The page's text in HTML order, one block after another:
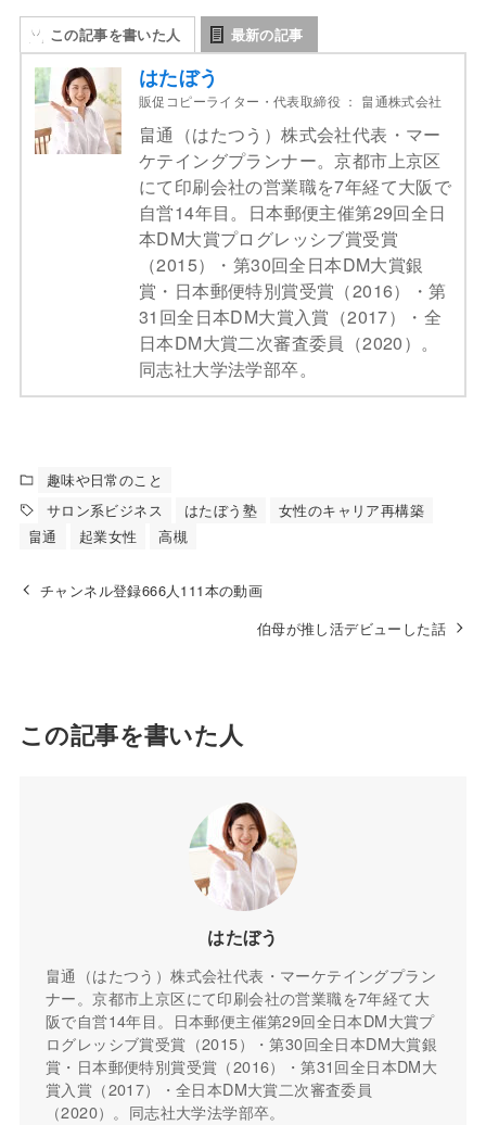
この記事を書いた人 最新の記事
はたぼう
販促コピーライター・代表取締役 ： 畠通株式会社
畠通（はたつう）株式会社代表・マー
ケテイングプランナー。京都市上京区
にて印刷会社の営業職を7年経て大阪で
自営14年目。日本郵便主催第29回全日
本DM大賞プログレッシブ賞受賞
（2015）・第30回全日本DM大賞銀
賞・日本郵便特別賞受賞（2016）・第
31回全日本DM大賞入賞（2017）・全
日本DM大賞二次審査委員（2020）。
同志社大学法学部卒。
趣味や日常のこと
サロン系ビジネス
はたぼう塾
女性のキャリア再構築
畠通
起業女性 高槻
チャンネル登録666人111本の動画
伯母が推し活デビューした話
この記事を書いた人
はたぼう
畠通（はたつう）株式会社代表・マーケテイングプラン
ナー。京都市上京区にて印刷会社の営業職を7年経て大
阪で自営14年目。日本郵便主催第29回全日本DM大賞プ
ログレッシブ賞受賞（2015）・第30回全日本DM大賞銀
賞・日本郵便特別賞受賞（2016）・第31回全日本DM大
賞入賞（2017）・全日本DM大賞二次審査委員
（2020）。同志社大学法学部卒。